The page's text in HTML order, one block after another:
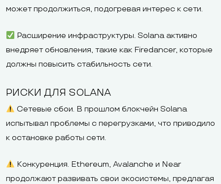
может продолжиться, подогревая интерес к сети.
Расширение инфраструктуры. Solana активно
внедряет обновления, такие как Firedancer, которые
должны повысить стабильность сети.
РИСКИ ДЛЯ SOLANA
Сетевые сбои. В прошлом блокчейн Solana
испытывал проблемы с перегрузками, что приводило
к остановке работы сети.
Конкуренция. Ethereum, Avalanche и Near
продолжают развивать свои экосистемы, предлагая